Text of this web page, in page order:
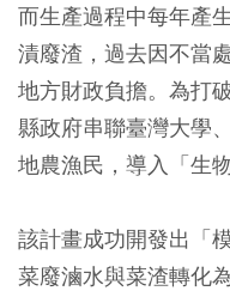
而生產過程中每年產
漬廢渣，過去因不當
地方財政負擔。為打
縣政府串聯臺灣大學
地農漁民，導入「生
該計畫成功開發出「
菜廢滷水與菜渣轉化